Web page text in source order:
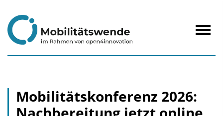
Inhalt
Mobilitätskonferenz 2026: